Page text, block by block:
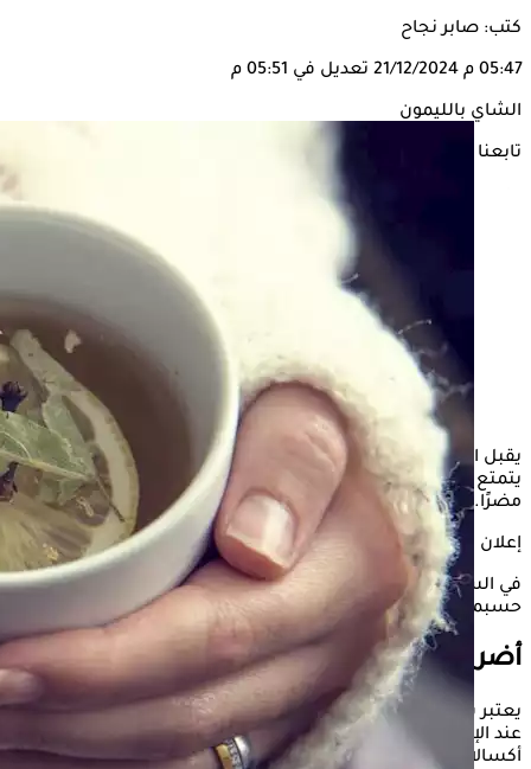
كتب: صابر نجاح
05:47 م 21/12/2024 تعديل في 05:51 م
الشاي بالليمون
تابعنا على
يقبل البعض على تناول شاي الليمون، نظرًا لمذاقه اللذيذ وما
يتمتع به من خصائص صحية، لكن عند الإفراط في تناوله قد يكون
مضرًا.
إعلان
في السياق التالي، يوضح " الكونسلتو"، أضرار شاي الليمون، وذلك
حسبما جاء في موقع، " timesofindia
أضرار الإفراط في شاي الليمون
يعتبر شاي الليمون من المشروبات الغنية بمضادات الأكسدة، لكن
عند الإفراط في تناوله قد يؤدي إلى بعض الأضرار ، فقد تساهم
أكسالات الليمون في تكوين حصوات الكلى، في حين أن محتوى